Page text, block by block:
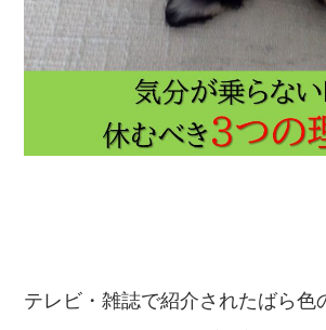
テレビ・雑誌で紹介されたばら色